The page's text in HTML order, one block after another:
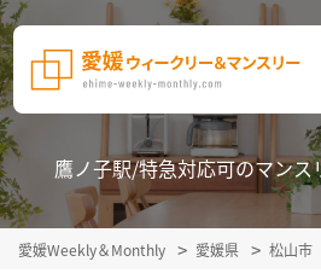
鷹ノ子駅/特急対応可のマン
愛媛Weekly＆Monthly 愛媛県 松山市